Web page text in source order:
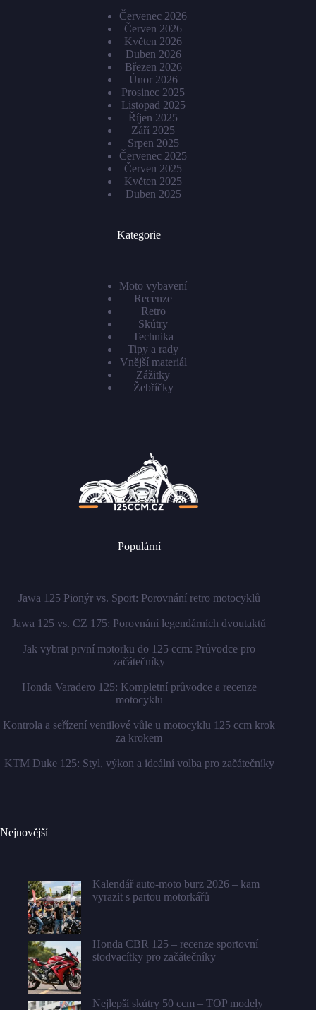
Červenec 2026
Červen 2026
Květen 2026
Duben 2026
Březen 2026
Únor 2026
Prosinec 2025
Listopad 2025
Říjen 2025
Září 2025
Srpen 2025
Červenec 2025
Červen 2025
Květen 2025
Duben 2025
Kategorie
Moto vybavení
Recenze
Retro
Skútry
Technika
Tipy a rady
Vnější materiál
Zážitky
Žebříčky
Populární
Jawa 125 Pionýr vs. Sport: Porovnání retro motocyklů
Jawa 125 vs. CZ 175: Porovnání legendárních dvoutaktů
Jak vybrat první motorku do 125 ccm: Průvodce pro
začátečníky
Honda Varadero 125: Kompletní průvodce a recenze
motocyklu
Kontrola a seřízení ventilové vůle u motocyklu 125 ccm krok
za krokem
KTM Duke 125: Styl, výkon a ideální volba pro začátečníky
Nejnovější
Kalendář auto-moto burz 2026 – kam
vyrazit s partou motorkářů
Honda CBR 125 – recenze sportovní
stodvacítky pro začátečníky
Nejlepší skútry 50 ccm – TOP modely